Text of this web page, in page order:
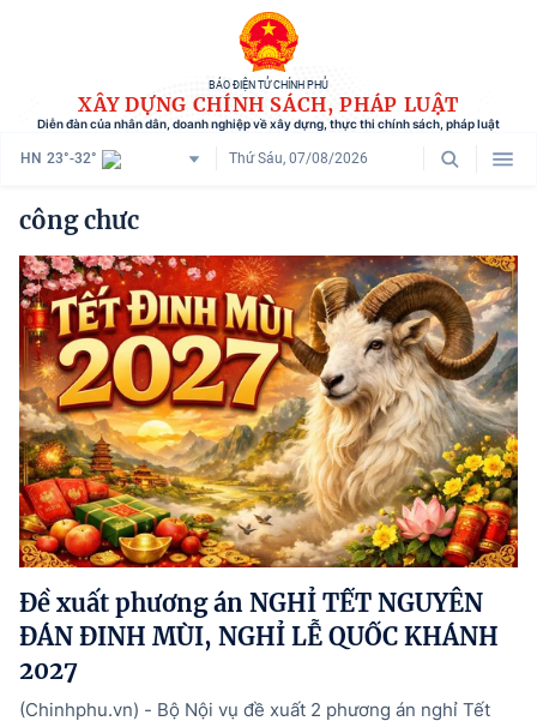
BÁO ĐIỆN TỬ CHÍNH PHỦ
XÂY DỰNG CHÍNH SÁCH, PHÁP LUẬT
Diễn đàn của nhân dân, doanh nghiệp về xây dựng, thực thi chính sách, pháp luật
HN 23°-32° Thứ Sáu, 07/08/2026
Danh mục
Trang chủ
Chính sách mới
Tham vấn chính sách
Người dân góp ý
Doanh nghiệp hiến kế
Chính sách và cuộc sống
Hướng dẫn thực hiện chính sách
Phát triển kinh tế tư nhân và doanh nghiệp dân tộc
Ocop và chuỗi giá trị Nông sản
Kinh tế tư nhân
công chưc
Đề xuất phương án NGHỈ TẾT NGUYÊN
ĐÁN ĐINH MÙI, NGHỈ LỄ QUỐC KHÁNH
2027
(Chinhphu.vn) - Bộ Nội vụ đề xuất 2 phương án nghỉ Tết